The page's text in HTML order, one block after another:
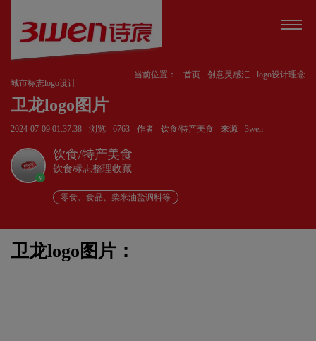
当前位置： 首页 创意灵感汇
logo设计理念
城市标志logo设计
卫龙logo图片
2024-07-09 01:37:38 浏览 6763 作者 饮食/特产美食 来源 3wen
v
饮食/特产美食
饮食标志整理收藏
零食、食品、柴米油盐调料等
卫龙logo图片：